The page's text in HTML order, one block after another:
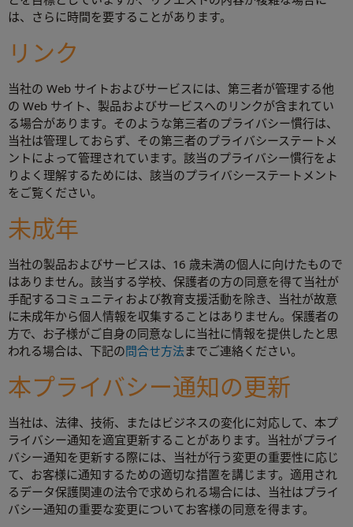
は、さらに時間を要することがあります。
リンク
当社の Web サイトおよびサービスには、第三者が管理する他
の Web サイト、製品およびサービスへのリンクが含まれてい
る場合があります。そのような第三者のプライバシー慣行は、
当社は管理しておらず、その第三者のプライバシーステートメ
ントによって管理されています。該当のプライバシー慣行をよ
りよく理解するためには、該当のプライバシーステートメント
をご覧ください。
未成年
当社の製品およびサービスは、16 歳未満の個人に向けたもので
はありません。該当する学校、保護者の方の同意を得て当社が
手配するコミュニティおよび教育支援活動を除き、当社が故意
に未成年から個人情報を収集することはありません。保護者の
方で、お子様がご自身の同意なしに当社に情報を提供したと思
われる場合は、下記の問合せ方法までご連絡ください。
本プライバシー通知の更新
当社は、法律、技術、またはビジネスの変化に対応して、本プ
ライバシー通知を適宜更新することがあります。当社がプライ
バシー通知を更新する際には、当社が行う変更の重要性に応じ
て、お客様に通知するための適切な措置を講じます。適用され
るデータ保護関連の法令で求められる場合には、当社はプライ
バシー通知の重要な変更についてお客様の同意を得ます。